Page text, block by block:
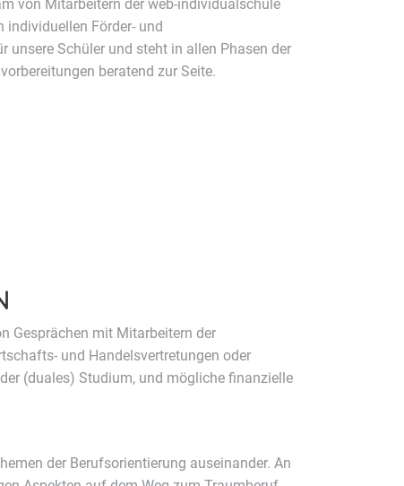
von Mitarbeitern der web-individualschule
individuellen Förder- und
unsere Schüler und steht in allen Phasen der
beratend zur Seite.
Gesprächen mit Mitarbeitern der
und Handelsvertretungen oder
(duales) Studium, und mögliche finanzielle
der Berufsorientierung auseinander. An